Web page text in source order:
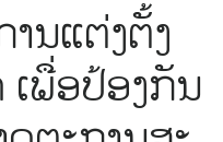
ນແຕ່ງຕັ້ງ
ເພື່ອປ້ອງກັນ